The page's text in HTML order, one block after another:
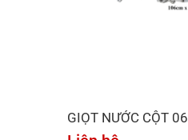
GIỌT NƯỚC CỘT 06